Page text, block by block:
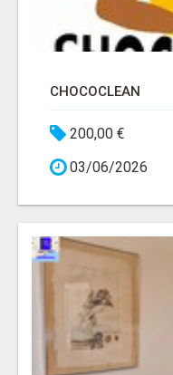
CHOCOCLEAN
200,00 €
03/06/2026